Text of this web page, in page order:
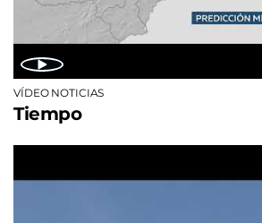
VÍDEO NOTICIAS
Tiempo